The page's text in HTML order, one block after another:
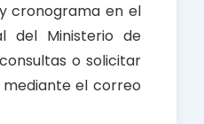
cronograma en el
del Ministerio de
o solicitar
el correo